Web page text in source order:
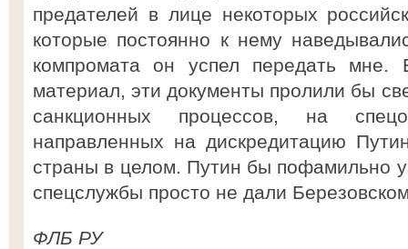
предателей в лице некоторых
которые постоянно к нему
компромата он успел передать
материал, эти документы пролили бы
санкционных процессов, на
направленных на дискредитацию
страны в целом. Путин бы пофамильно
спецслужбы просто не дали
ФЛБ РУ